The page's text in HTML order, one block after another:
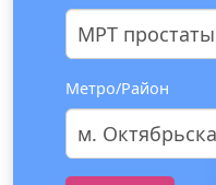
МРТ простаты
Метро/Район
м.